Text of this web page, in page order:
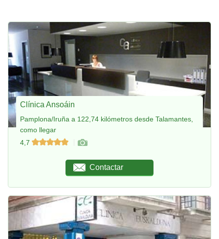
Clínica Ansoáin
Pamplona/Iruña a 122,74 kilómetros desde Talamantes,
como llegar
4,7
Contactar